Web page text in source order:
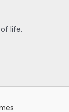
life.